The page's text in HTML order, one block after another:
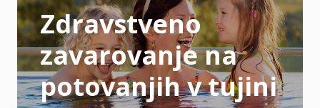
Zdravstveno
zavarovanje na
potovanjih v tujini